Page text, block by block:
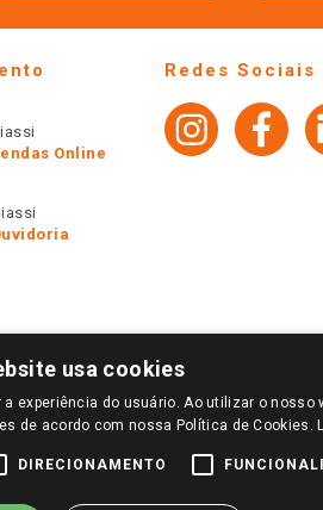
Online
Redes Sociais
SOMENTE APÓS O LOGIN, OS
REALIZADAS NO GIASSI.COM.BR E NA LOJA
DE BUSCAS.
usa cookies
experiência do usuário. Ao utilizar o nosso
de acordo com nossa Política de Cookies.
DIRECIONAMENTO